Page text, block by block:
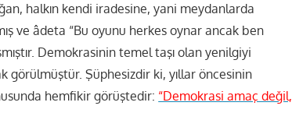
halkın kendi iradesine, yani meydanlarda
ve âdeta “Bu oyunu herkes oynar ancak ben
Demokrasinin temel taşı olan yenilgiyi
görülmüştür. Şüphesizdir ki, yıllar öncesinin
hemfikir görüştedir: “Demokrasi amaç değil,